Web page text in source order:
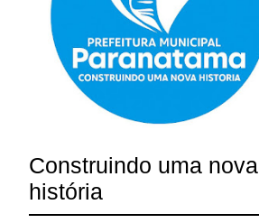
Construindo uma nova
história